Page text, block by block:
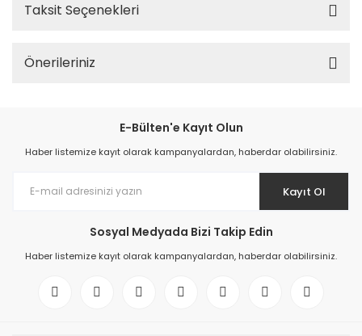
Taksit Seçenekleri
Önerileriniz
E-Bülten'e Kayıt Olun
Haber listemize kayıt olarak kampanyalardan, haberdar olabilirsiniz.
Kayıt Ol
Sosyal Medyada Bizi Takip Edin
Haber listemize kayıt olarak kampanyalardan, haberdar olabilirsiniz.